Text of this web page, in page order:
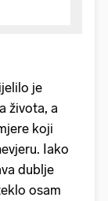
je
života, a
koji
Iako
dublje
osam